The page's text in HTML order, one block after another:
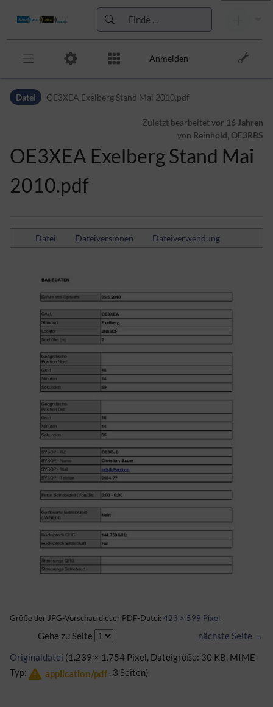
Zur Hauptnavigation
Anmelden
Datei OE3XEA Exelberg Stand Mai 2010.pdf
Zuletzt bearbeitetvor 16 Jahren
von Reinhold, OE3RBS
OE3XEA Exelberg Stand Mai
2010.pdf
Datei Dateiversionen Dateiverwendung
Größe der JPG-Vorschau dieser PDF-Datei: 423 × 599 Pixel .
Gehe zu Seite
nächste Seite →
Originaldatei (1.239 × 1.754 Pixel, Dateigröße: 30 KB, MIME-
Typ:
application/pdf , 3 Seiten)